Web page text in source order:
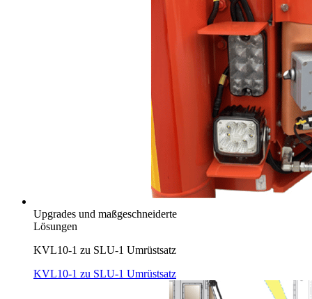
Upgrades und maßgeschneiderte
Lösungen
KVL10-1 zu SLU-1 Umrüstsatz
KVL10-1 zu SLU-1 Umrüstsatz